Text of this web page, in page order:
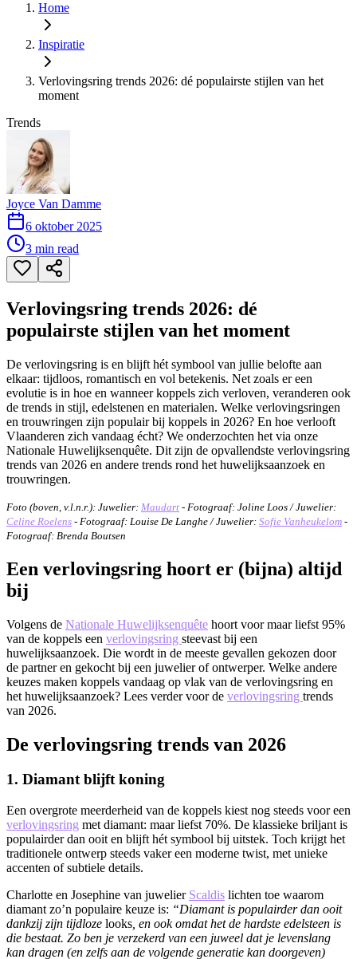
Home
Inspiratie
​Verlovingsring trends 2026: dé populairste stijlen van het
moment
Trends
Joyce Van Damme
6 oktober 2025
3 min read
​Verlovingsring trends 2026: dé
populairste stijlen van het moment
De verlovingsring is en blijft hét symbool van jullie belofte aan
elkaar: tijdloos, romantisch en vol betekenis. Net zoals er een
evolutie is in hoe en wanneer koppels zich verloven, veranderen ook
de trends in stijl, edelstenen en materialen. Welke verlovingsringen
en trouwringen zijn populair bij koppels in 2026? En hoe verlooft
Vlaanderen zich vandaag écht? We onderzochten het via onze
Nationale Huwelijksenquête. Dit zijn de opvallendste verlovingsring
trends van 2026 en andere trends rond het huwelijksaanzoek en
trouwringen.
Foto (boven, v.l.n.r.): Juwelier: Maudart - Fotograaf: Joline Loos / Juwelier:
Celine Roelens - Fotograaf: Louise De Langhe / Juwelier: Sofie Vanheukelom -
Fotograaf: Brenda Boutsen
​Een verlovingsring hoort er (bijna) altijd
bij
Volgens de Nationale Huwelijksenquête hoort voor maar liefst 95%
van de koppels een verlovingsring steevast bij een
huwelijksaanzoek. Die wordt in de meeste gevallen gekozen door
de partner en gekocht bij een juwelier of ontwerper. Welke andere
keuzes maken koppels vandaag op vlak van de verlovingsring en
het huwelijksaanzoek? Lees verder voor de verlovingsring trends
van 2026.
​De verlovingsring trends van 2026
​1. Diamant blijft koning
Een overgrote meerderheid van de koppels kiest nog steeds voor een
verlovingsring met diamant: maar liefst 70%. De klassieke briljant is
populairder dan ooit en blijft hét symbool bij uitstek. Toch krijgt het
traditionele ontwerp steeds vaker een moderne twist, met unieke
accenten of subtiele details.
​Charlotte en Josephine van juwelier Scaldis lichten toe waarom
diamant zo’n populaire keuze is: “Diamant is populairder dan ooit
dankzij zijn tijdloze looks , en ook omdat het de hardste edelsteen is
die bestaat. Zo ben je verzekerd van een juweel dat je levenslang
kan dragen (en zelfs aan de volgende generatie kan doorgeven)